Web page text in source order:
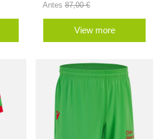
Antes 87,00 €
View more